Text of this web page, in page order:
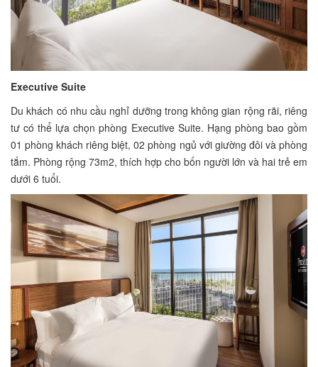
Executive Suite
Du khách có nhu cầu nghỉ dưỡng trong không gian rộng rãi, riêng
tư có thể lựa chọn phòng Executive Suite. Hạng phòng bao gồm
01 phòng khách riêng biệt, 02 phòng ngủ với giường đôi và phòng
tắm. Phòng rộng 73m2, thích hợp cho bốn người lớn và hai trẻ em
dưới 6 tuổi.